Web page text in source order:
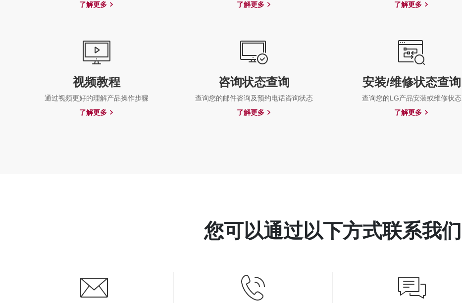
了解更多
了解更多
了解更多
视频教程
通过视频更好的理解产品操作步骤
了解更多
咨询状态查询
查询您的邮件咨询及预约电话咨询状态
了解更多
安装/维修状态查询
查询您的LG产品安装或维修状态
了解更多
您可以通过以下方式联系我们